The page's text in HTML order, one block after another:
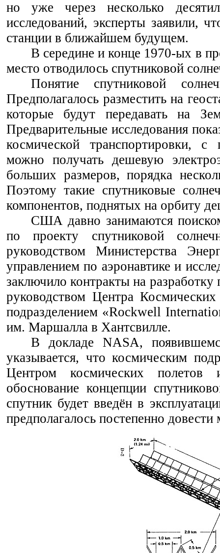
но уже через несколько
исследований, эксперты заявили,
станции в ближайшем будущем.
В середине и конце 1970-ых в
место отводилось спутниковой
Понятие спутниковой
Предполагалось разместить на
которые будут передавать на
Предварительные исследования
космической транспортировки, с
можно получать дешевую
больших размеров, порядка
Поэтому такие спутниковые
компонентов, поднятых на орбиту
США давно занимаются
по проекту спутниковой
руководством Министерства
управлением по аэронавтике и
заключило контракты на
руководством Центра
подразделением «Rockwell
им. Маршалла в Хантсвилле.
В докладе NASA,
указывается, что космическим
Центром космических полетов
обоснование концепции
спутник будет введён в
предполагалось постепенно